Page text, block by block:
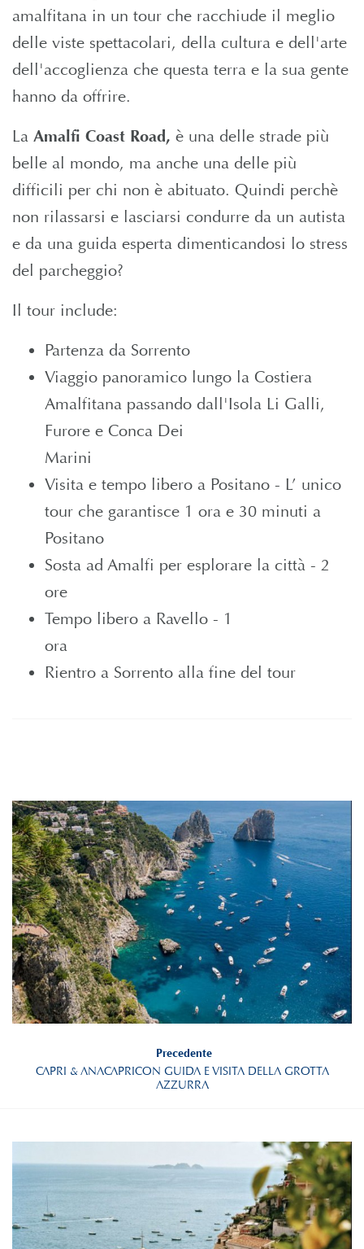
amalfitana in un tour che racchiude il meglio
delle viste spettacolari, della cultura e dell'arte
dell'accoglienza che questa terra e la sua gente
hanno da offrire.
La Amalfi Coast Road, è una delle strade più
belle al mondo, ma anche una delle più
difficili per chi non è abituato. Quindi perchè
non rilassarsi e lasciarsi condurre da un autista
e da una guida esperta dimenticandosi lo stress
del parcheggio?
Il tour include:
Partenza da Sorrento
Viaggio panoramico lungo la Costiera
Amalfitana passando dall'Isola Li Galli,
Furore e Conca Dei
Marini
Visita e tempo libero a Positano - L’ unico
tour che garantisce 1 ora e 30 minuti a
Positano
Sosta ad Amalfi per esplorare la città - 2
ore
Tempo libero a Ravello - 1
ora
Rientro a Sorrento alla fine del tour
Precedente
CAPRI & ANACAPRICON GUIDA E VISITA DELLA GROTTA
AZZURRA